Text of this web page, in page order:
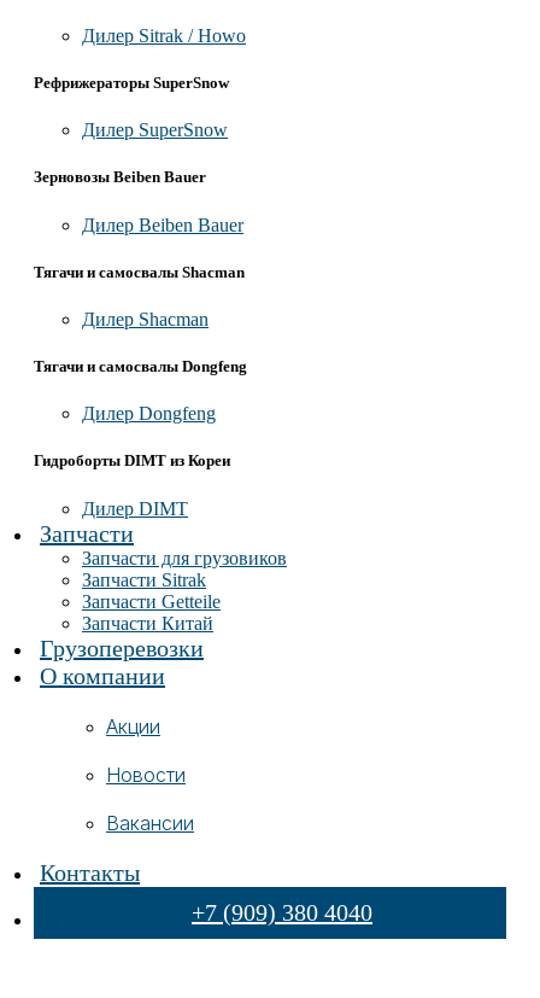
Дилер Sitrak / Howo
Рефрижераторы SuperSnow
Дилер SuperSnow
Зерновозы Beiben Bauer
Дилер Beiben Bauer
Тягачи и самосвалы Shacman
Дилер Shacman
Тягачи и самосвалы Dongfeng
Дилер Dongfeng
Гидроборты DIMT из Кореи
Дилер DIMT
Запчасти
Запчасти для грузовиков
Запчасти Sitrak
Запчасти Getteile
Запчасти Китай
Грузоперевозки
О компании
Акции
Новости
Вакансии
Контакты
+7 (909) 380 4040